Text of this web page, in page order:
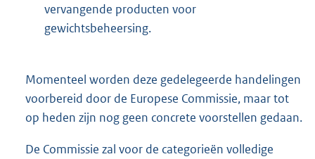
vervangende producten voor
gewichtsbeheersing.
Momenteel worden deze gedelegeerde handelingen
voorbereid door de Europese Commissie, maar tot
op heden zijn nog geen concrete voorstellen gedaan.
De Commissie zal voor de categorieën volledige